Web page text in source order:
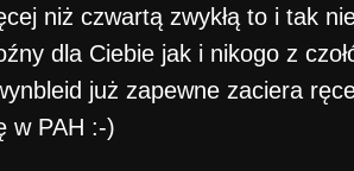
niż czwartą zwykłą to i tak
dla Ciebie jak i nikogo z
już zapewne zaciera
w PAH :-)